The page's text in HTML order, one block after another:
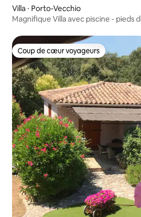
Villa ⋅ Porto-Vecchio
Magnifique Villa avec piscine - pieds
Coup de cœur voyageurs
Coup de cœur voyageurs